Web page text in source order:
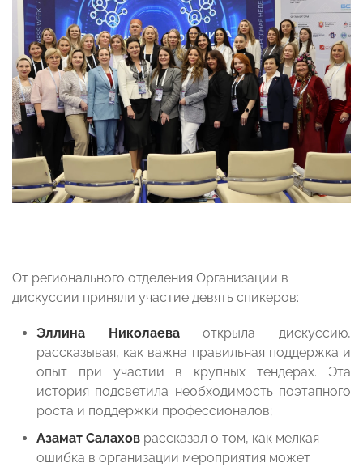
От регионального отделения Организации в
дискуссии приняли участие девять спикеров:
Эллина Николаеваоткрыла дискуссию,
рассказывая, как важна правильная поддержка и
опыт при участии в крупных тендерах. Эта
история подсветила необходимость поэтапного
роста и поддержки профессионалов;
Азамат Салахов рассказал о том, как мелкая
ошибка в организации мероприятия может